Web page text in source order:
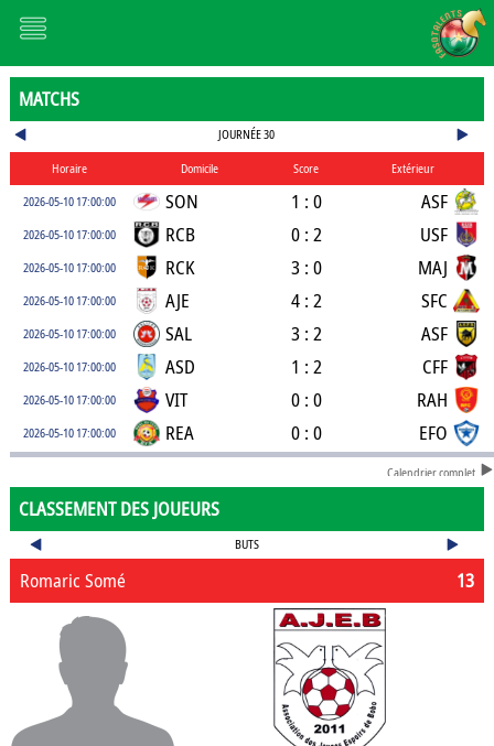
MATCHS
JOURNÉE 30
Horaire Domicile Score
Extérieur
2026-05-10 17:00:00
SON 1 : 0 ASF
2026-05-10 17:00:00 RCB 0 : 2 USF
2026-05-10 17:00:00 RCK 3 : 0 MAJ
2026-05-10 17:00:00 AJE 4 : 2 SFC
2026-05-10 17:00:00 SAL 3 : 2 ASF
2026-05-10 17:00:00 ASD 1 : 2 CFF
2026-05-10 17:00:00 VIT 0 : 0 RAH
2026-05-10 17:00:00 REA 0 : 0 EFO
Calendrier complet
CLASSEMENT DES JOUEURS
BUTS
13
Romaric Somé